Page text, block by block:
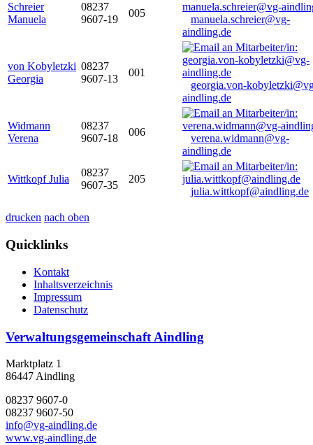
Schreier
Manuela
08237
9607-19
005
manuela.schreier@vg-
aindling.de
von Kobyletzki
Georgia
08237
9607-13
001
georgia.von-
aindling.de
Widmann
Verena
08237
9607-18
006
verena.widmann@vg-
aindling.de
Wittkopf Julia
08237
9607-35
205
julia.wittkopf@aindling.de
drucken nach oben
Quicklinks
Kontakt
Inhaltsverzeichnis
Impressum
Datenschutz
Verwaltungsgemeinschaft Aindling
Marktplatz 1
86447 Aindling
08237 9607-0
08237 9607-50
info@vg-aindling.de
www.vg-aindling.de